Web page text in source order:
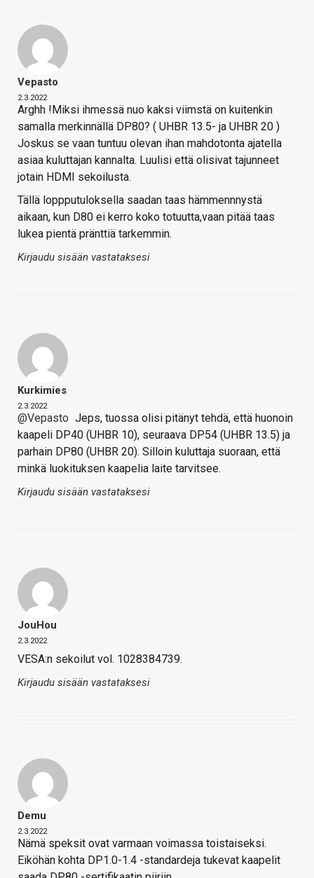
Vepasto
2.3.2022
Arghh !Miksi ihmessä nuo kaksi viimstä on kuitenkin
samalla merkinnällä DP80? ( UHBR 13.5- ja UHBR 20 )
Joskus se vaan tuntuu olevan ihan mahdotonta ajatella
asiaa kuluttajan kannalta. Luulisi että olisivat tajunneet
jotain HDMI sekoilusta.
Tällä loppputuloksella saadan taas hämmennnystä
aikaan, kun D80 ei kerro koko totuutta,vaan pitää taas
lukea pientä pränttiä tarkemmin.
Kirjaudu sisään vastataksesi
Kurkimies
2.3.2022
@Vepasto Jeps, tuossa olisi pitänyt tehdä, että huonoin
kaapeli DP40 (UHBR 10), seuraava DP54 (UHBR 13.5) ja
parhain DP80 (UHBR 20). Silloin kuluttaja suoraan, että
minkä luokituksen kaapelia laite tarvitsee.
Kirjaudu sisään vastataksesi
JouHou
2.3.2022
VESA:n sekoilut vol. 1028384739.
Kirjaudu sisään vastataksesi
Demu
2.3.2022
Nämä speksit ovat varmaan voimassa toistaiseksi.
Eiköhän kohta DP1.0-1.4 -standardeja tukevat kaapelit